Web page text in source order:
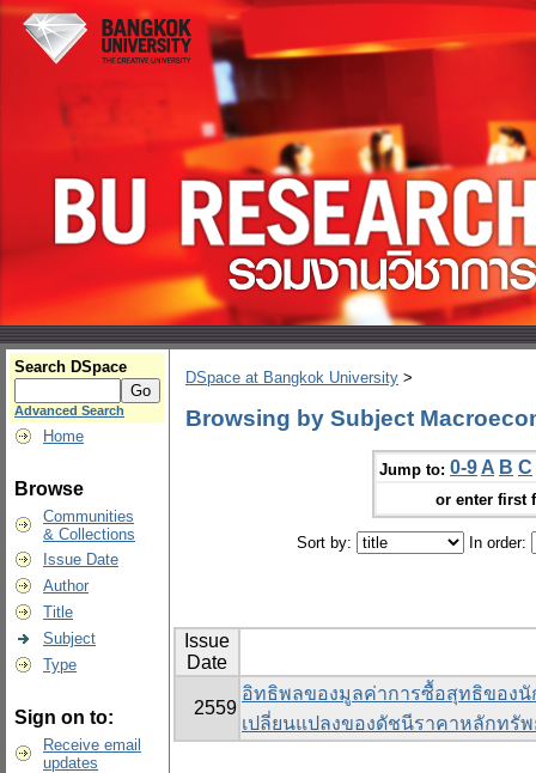
Search DSpace
Advanced Search
Home
Browse
Communities
& Collections
Issue Date
Author
Title
Subject
Type
Sign on to:
Receive email
updates
DSpace at Bangkok University >
Browsing by Subject
Jump to: 0-9 A B C
or enter first
Sort by: In order:
Issue
Date
2559
อิทธิพลของมูลค่าการซื้อสุทธิของ
เปลี่ยนแปลงของดัชนีราคาหลักทรัพ